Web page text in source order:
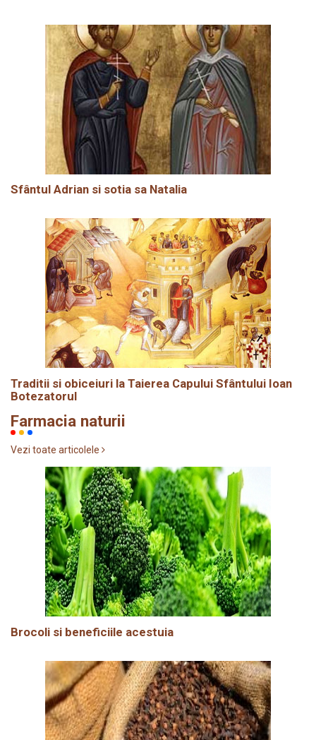
Sfântul Adrian si sotia sa Natalia
Traditii si obiceiuri la Taierea Capului Sfântului Ioan
Botezatorul
Farmacia naturii
Vezi toate articolele
Brocoli si beneficiile acestuia